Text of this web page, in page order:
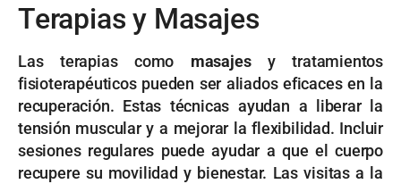
Terapias y Masajes
Las terapias como masajesy tratamientos
fisioterapéuticos pueden ser aliados eficaces en la
recuperación. Estas técnicas ayudan a liberar la
tensión muscular y a mejorar la flexibilidad. Incluir
sesiones regulares puede ayudar a que el cuerpo
recupere su movilidad y bienestar. Las visitas a la